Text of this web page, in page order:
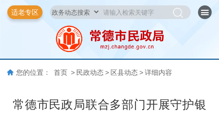
适老专区
您的位置： 首页 > 民政动态 > 区县动态 > 详细内容
常德市民政局联合多部门开展守护银